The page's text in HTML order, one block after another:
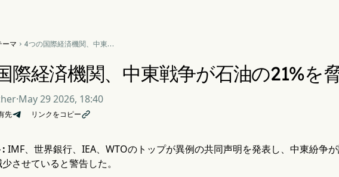
ーマ  4つの国際経済機関、中東戦
際経済機関、中東戦争が石油の21%を
·May 29 2026, 18:40
先 リンクをコピー
: IMF、世界銀行、IEA、WTOのトップが異例の共同声明を発表し、中東紛争
させていると警告した。